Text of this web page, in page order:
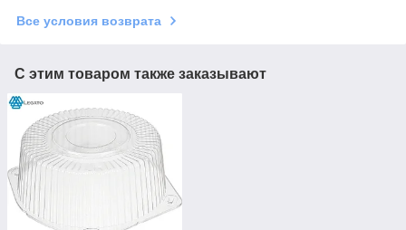
Все условия возврата
С этим товаром также заказывают